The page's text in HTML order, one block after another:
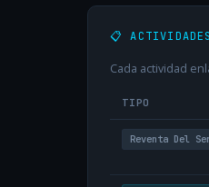
📋
Cada actividad
TIPO
Reventa Del